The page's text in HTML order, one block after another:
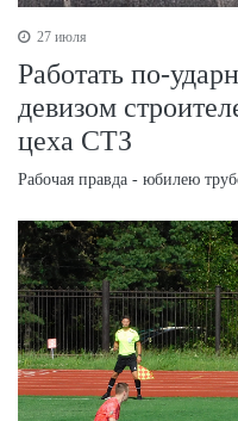
27 июля
Работать по-
девизом
цеха СТЗ
Рабочая правда - юбилею